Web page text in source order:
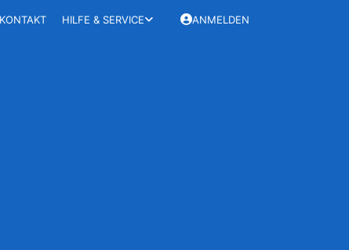
KONTAKT HILFE & SERVICE ANMELDEN